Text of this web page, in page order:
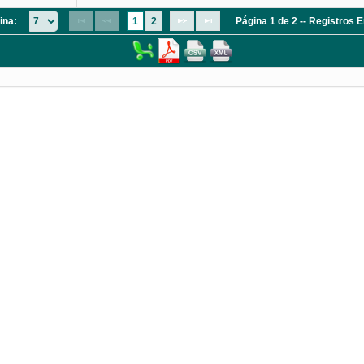
1 2 Página 1 de 2 -- Registros